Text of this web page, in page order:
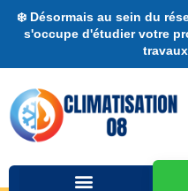
❄️ Désormais au sein du
s'occupe d'étudier votre